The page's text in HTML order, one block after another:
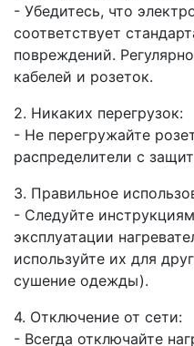
- Убедитесь, что
соответствует
повреждений.
кабелей и розеток.
2. Никаких перегрузок:
- Не перегружайте
распределители с
3. Правильное
- Следуйте
эксплуатации
используйте их для
сушение одежды).
4. Отключение от сети:
- Всегда отключайте